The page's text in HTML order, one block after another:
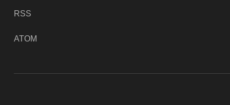
RSS
ATOM